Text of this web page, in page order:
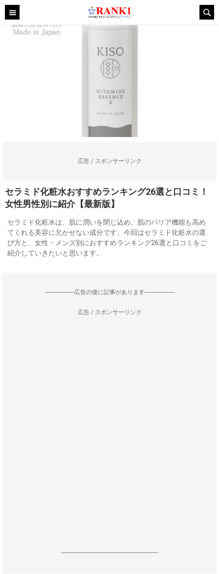
広告 / スポンサーリンク
セラミド化粧水おすすめランキング26選と口コミ！
女性男性別に紹介【最新版】
セラミド化粧水は、肌に潤いを閉じ込め、肌のバリア機能も高め
てくれる美容に欠かせない成分です。今回はセラミド化粧水の選
び方と、女性・メンズ別におすすめランキング26選と口コミをご
紹介していきたいと思います。
--------------------広告の後に記事があります--------------------
広告 / スポンサーリンク
------------------------------------------------------------------